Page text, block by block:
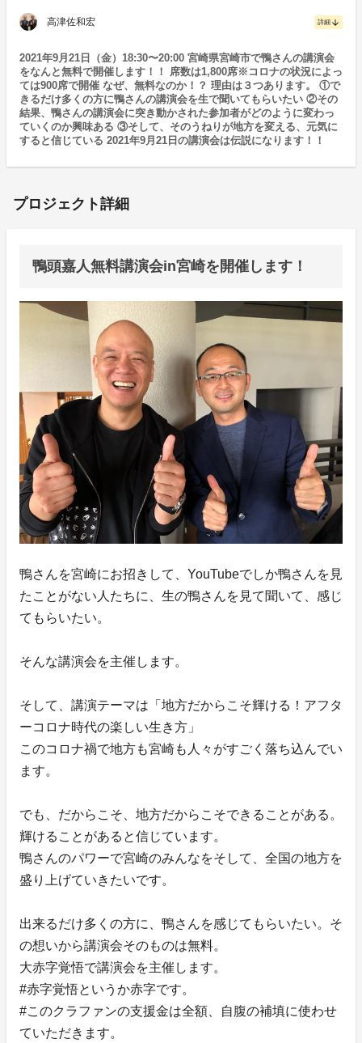
高津佐和宏 詳細 arrow_downward
2021年9月21日（金）18:30〜20:00 宮崎県宮崎市で鴨さんの講演会
をなんと無料で開催します！！ 席数は1,800席※コロナの状況によっ
ては900席で開催 なぜ、無料なのか！？ 理由は３つあります。 ①で
きるだけ多くの方に鴨さんの講演会を生で聞いてもらいたい ②その
結果、鴨さんの講演会に突き動かされた参加者がどのように変わっ
ていくのか興味ある ③そして、そのうねりが地方を変える、元気に
すると信じている 2021年9月21日の講演会は伝説になります！！
プロジェクト詳細
鴨頭嘉人無料講演会in宮崎を開催します！
鴨さんを宮崎にお招きして、YouTubeでしか鴨さんを見
たことがない人たちに、生の鴨さんを見て聞いて、感じ
てもらいたい。
そんな講演会を主催します。
そして、講演テーマは「地方だからこそ輝ける！アフタ
ーコロナ時代の楽しい生き方」
このコロナ禍で地方も宮崎も人々がすごく落ち込んでい
ます。
でも、だからこそ、地方だからこそできることがある。
輝けることがあると信じています。
鴨さんのパワーで宮崎のみんなをそして、全国の地方を
盛り上げていきたいです。
出来るだけ多くの方に、鴨さんを感じてもらいたい。そ
の想いから講演会そのものは無料。
大赤字覚悟で講演会を主催します。
#赤字覚悟というか赤字です。
#このクラファンの支援金は全額、自腹の補填に使わせ
ていただきます。